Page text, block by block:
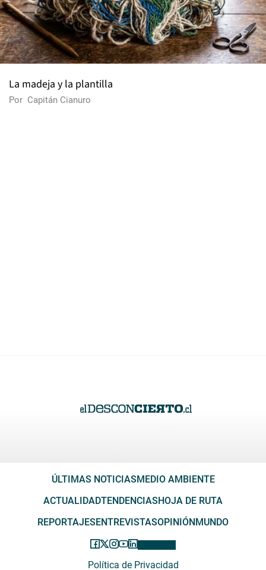
La madeja y la plantilla
Por Capitán Cianuro
ÚLTIMAS NOTICIASMEDIO AMBIENTE
ACTUALIDADTENDENCIASHOJA DE RUTA
REPORTAJESENTREVISTASOPINIÓNMUNDO
Política de Privacidad